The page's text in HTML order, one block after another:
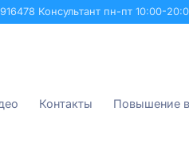
Консультант пн-пт 10:00-
Контакты Повышение